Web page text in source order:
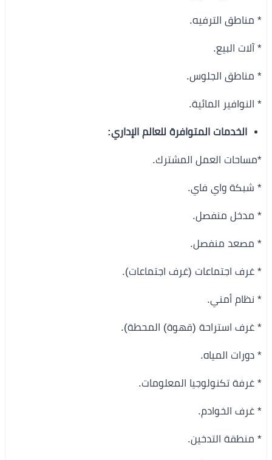
* مناطق الترفيه.
* آلات البيع.
* مناطق الجلوس.
* النوافير المائية.
الخدمات المتوافرة للعالم الإداري:
*مساحات العمل المشترك.
* شبكة واي فاي.
* مدخل منفصل.
* مصعد منفصل.
* غرف اجتماعات (غرف اجتماعات).
* نظام أمني.
* غرف استراحة (قهوة) المحطة).
* دورات المياه.
* غرفة تكنولوجيا المعلومات.
* غرف الخوادم.
* منطقة التدخين.